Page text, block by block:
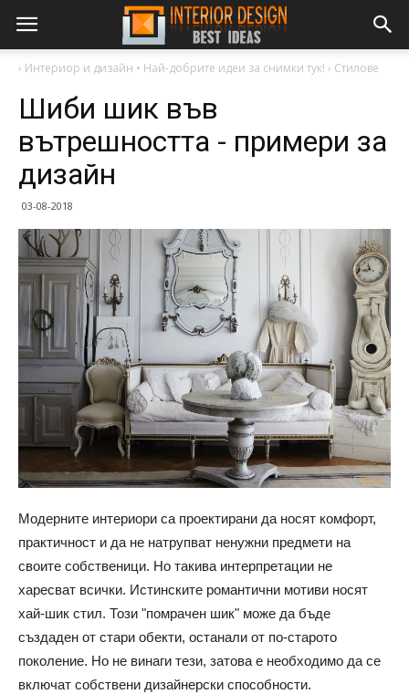
› Интериор и дизайн • Най-добрите идеи за снимки тук! › Стилове
Шиби шик във
вътрешността - примери за
дизайн
03-08-2018
Модерните интериори са проектирани да носят комфорт,
практичност и да не натрупват ненужни предмети на
своите собственици. Но такива интерпретации не
харесват всички. Истинските романтични мотиви носят
хай-шик стил. Този "помрачен шик" може да бъде
създаден от стари обекти, останали от по-старото
поколение. Но не винаги тези, затова е необходимо да се
включат собствени дизайнерски способности.